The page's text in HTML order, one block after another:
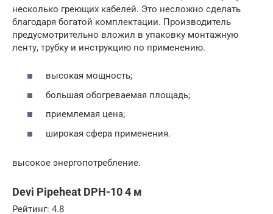
несколько греющих кабелей. Это несложно сделать
благодаря богатой комплектации. Производитель
предусмотрительно вложил в упаковку монтажную
ленту, трубку и инструкцию по применению.
высокая мощность;
большая обогреваемая площадь;
приемлемая цена;
широкая сфера применения.
высокое энергопотребление.
Devi Pipeheat DPH-10 4 м
Рейтинг: 4.8